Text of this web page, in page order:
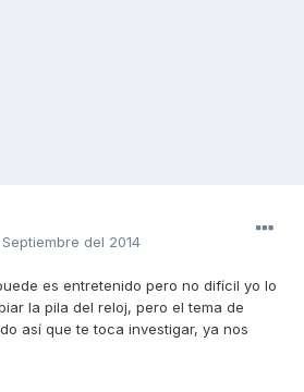
del 2014
es entretenido pero no difícil yo lo
la pila del reloj, pero el tema de
así que te toca investigar, ya nos